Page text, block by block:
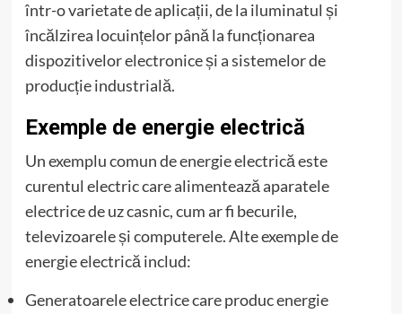
într-o varietate de aplicații, de la iluminatul și
încălzirea locuințelor până la funcționarea
dispozitivelor electronice și a sistemelor de
producție industrială.
Exemple de energie electrică
Un exemplu comun de energie electrică este
curentul electric care alimentează aparatele
electrice de uz casnic, cum ar fi becurile,
televizoarele și computerele. Alte exemple de
energie electrică includ:
Generatoarele electrice care produc energie